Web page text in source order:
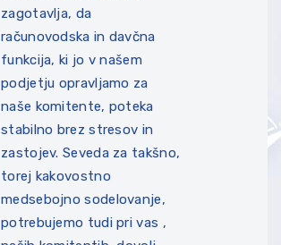
zagotavlja, da
računovodska in davčna
funkcija, ki jo v našem
podjetju opravljamo za
naše komitente, poteka
stabilno brez stresov in
zastojev. Seveda za takšno,
torej kakovostno
medsebojno sodelovanje,
potrebujemo tudi pri vas ,